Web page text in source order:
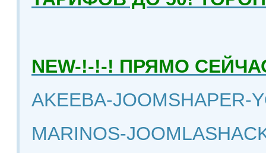
NEW-!-!-! ПРЯМО
AKEEBA-JOOMSHAPER-
MARINOS-